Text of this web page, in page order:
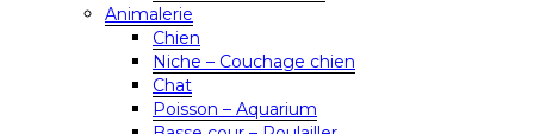
Animalerie
Chien
Niche – Couchage chien
Chat
Poisson – Aquarium